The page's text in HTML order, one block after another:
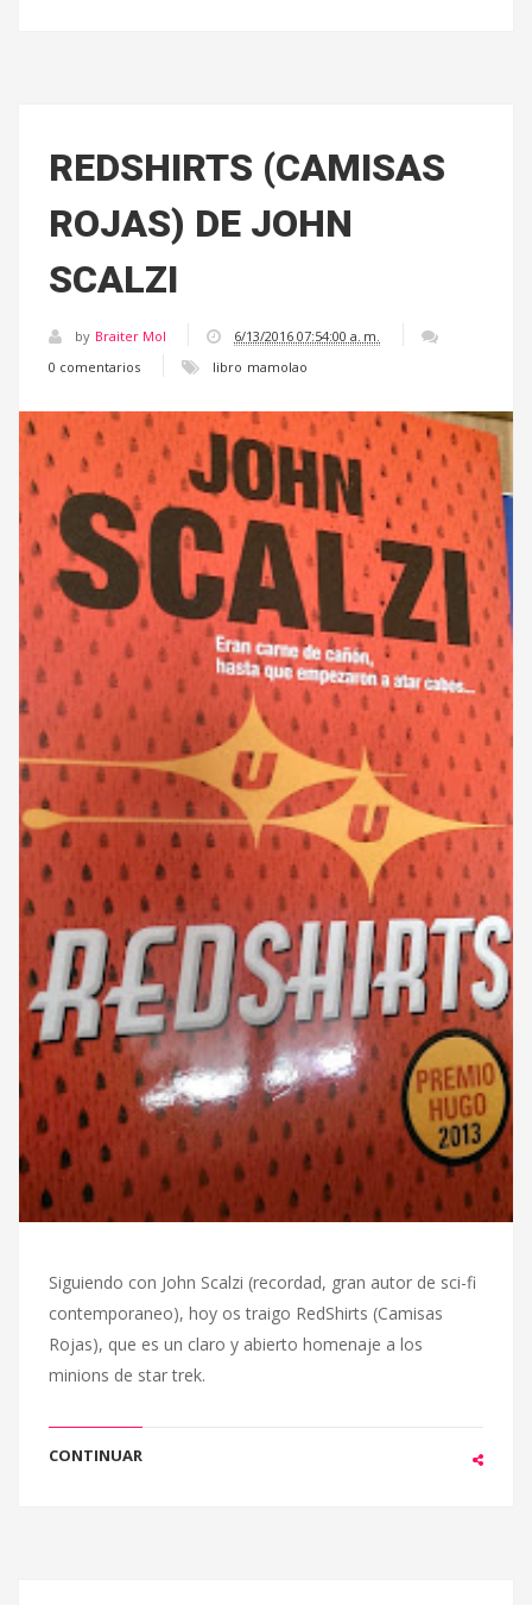
REDSHIRTS (CAMISAS
ROJAS) DE JOHN
SCALZI
by Braiter Mol
6/13/2016 07:54:00 a. m.
0 comentarios
libro mamolao
Siguiendo con John Scalzi (recordad, gran autor de sci-fi
contemporaneo), hoy os traigo RedShirts (Camisas
Rojas), que es un claro y abierto homenaje a los
minions de star trek.
CONTINUAR